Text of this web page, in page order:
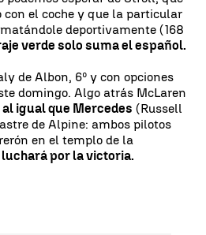
con el coche y que la particular
deportivamente (168
verde solo suma el español.
de Albon, 6º y con opciones
domingo. Algo atrás McLaren
al igual que Mercedes (Russell
de Alpine: ambos pilotos
en el templo de la
por la victoria.